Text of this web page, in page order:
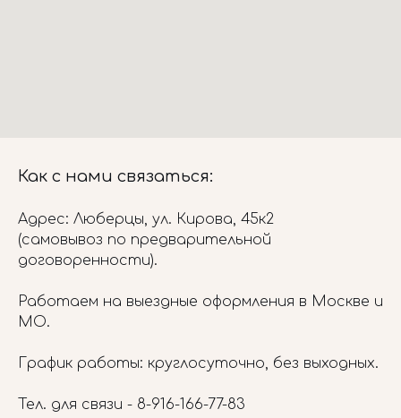
Как с нами связаться:
Адрес: Люберцы, ул. Кирова, 45к2
(самовывоз по предварительной
договоренности).
Работаем на выездные оформления в Москве и
МО.
График работы: круглосуточно, без выходных.
Тел. для связи - 8-916-166-77-83